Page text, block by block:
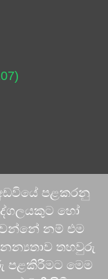
අඩවියේ පළකරනු
හෝ
නම් එම
තහවුරු
පළකිරීමට මෙම